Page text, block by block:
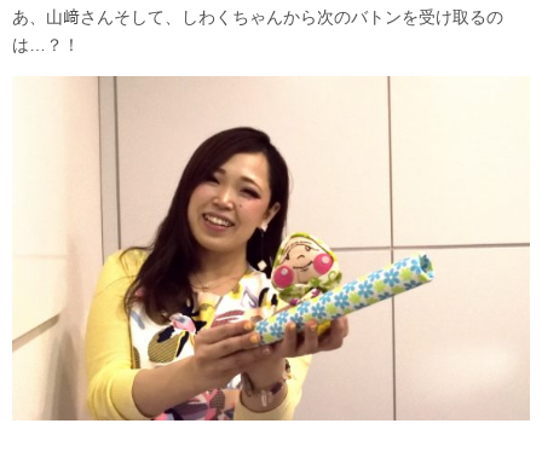
あ、山﨑さんそして、しわくちゃんから次のバトンを受け取るの
は…？！